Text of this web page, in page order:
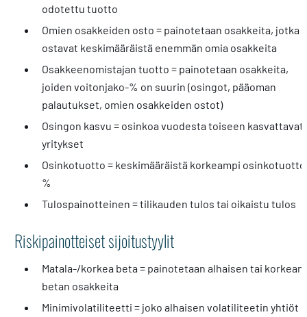
odotettu tuotto
Omien osakkeiden osto = painotetaan osakkeita, jotka
ostavat keskimääräistä enemmän omia osakkeita
Osakkeenomistajan tuotto = painotetaan osakkeita,
joiden voitonjako-% on suurin (osingot, pääoman
palautukset, omien osakkeiden ostot)
Osingon kasvu = osinkoa vuodesta toiseen kasvattavat
yritykset
Osinkotuotto = keskimääräistä korkeampi
%
Tulospainotteinen = tilikauden tulos tai oikaistu tulos
Riskipainotteiset sijoitustyylit
Matala-/korkea beta = painotetaan alhaisen tai korkean
betan osakkeita
Minimivolatiliteetti = joko alhaisen volatiliteetin yhtiöt